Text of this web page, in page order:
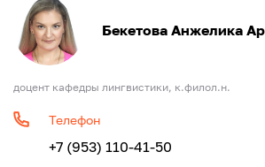
Бекетова Анжелика
доцент кафедры лингвистики, к.филол.н.
Телефон
+7 (953) 110-41-50